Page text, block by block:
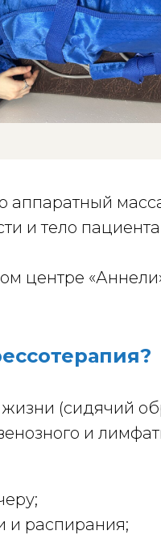
аппаратный
и тело
центре
(сидячий
и
и распирания;